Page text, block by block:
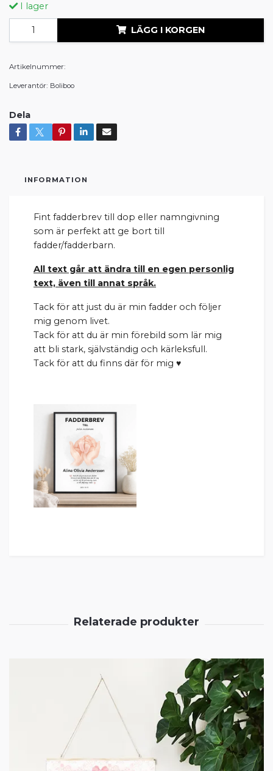
I lager
LÄGG I KORGEN
Artikelnummer:
Leverantör: Boliboo
Dela
INFORMATION
Fint fadderbrev till dop eller namngivning
som är perfekt att ge bort till
fadder/fadderbarn.
All text går att ändra till en egen personlig
text, även till annat språk.
Tack för att just du är min fadder och följer
mig genom livet.
Tack för att du är min förebild som lär mig
att bli stark, självständig och kärleksfull.
Tack för att du finns där för mig ♥